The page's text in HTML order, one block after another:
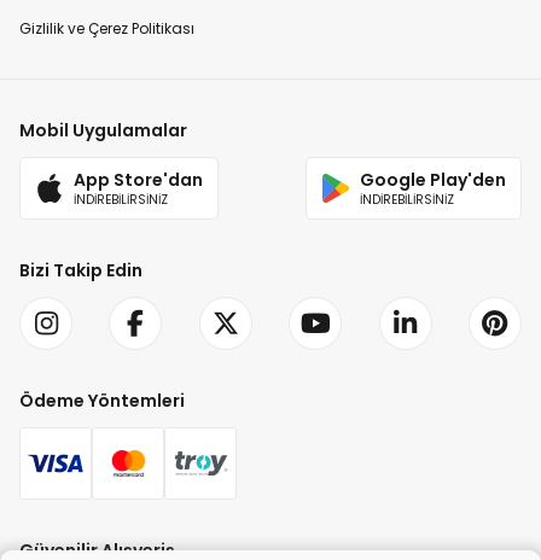
Gizlilik ve Çerez Politikası
Mobil Uygulamalar
App Store'dan
İNDİREBİLİRSİNİZ
Google Play'den
İNDİREBİLİRSİNİZ
Bizi Takip Edin
Ödeme Yöntemleri
Güvenilir Alışveriş